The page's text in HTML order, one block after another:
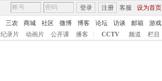
客服 设为首页
登录 注册
三农 商城 社区 微博 博客 论坛 访谈 邮箱
游戏
纪录片 动画片 公开课 播客 CCTV 频道 栏目